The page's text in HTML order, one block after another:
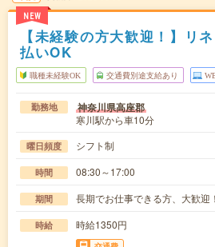
NEW
【未経験の方大歓迎！】リ
払いOK
職種未経験OK 交通費別途支給あり
勤務地 神奈川県高座郡
寒川駅から車10分
曜日頻度 シフト制
時間 08:30～17:00
期間 長期でお仕事できる方、大歓迎！
時給 時給1350円